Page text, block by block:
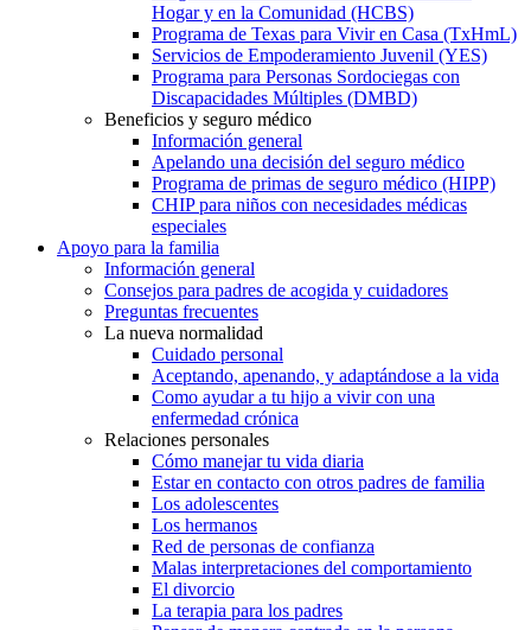
Hogar y en la Comunidad (HCBS)
Programa de Texas para Vivir en Casa (TxHmL)
Servicios de Empoderamiento Juvenil (YES)
Programa para Personas Sordociegas con
Discapacidades Múltiples (DMBD)
Beneficios y seguro médico
Información general
Apelando una decisión del seguro médico
Programa de primas de seguro médico (HIPP)
CHIP para niños con necesidades médicas
especiales
Apoyo para la familia
Información general
Consejos para padres de acogida y cuidadores
Preguntas frecuentes
La nueva normalidad
Cuidado personal
Aceptando, apenando, y adaptándose a la vida
Como ayudar a tu hijo a vivir con una
enfermedad crónica
Relaciones personales
Cómo manejar tu vida diaria
Estar en contacto con otros padres de familia
Los adolescentes
Los hermanos
Red de personas de confianza
Malas interpretaciones del comportamiento
El divorcio
La terapia para los padres